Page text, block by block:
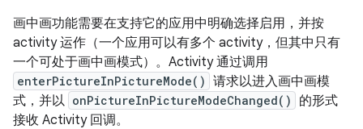
画中画功能需要在支持它的应用中明确选择启用，并按
activity 运作（一个应用可以有多个 activity，但其中只有
一个可处于画中画模式）。Activity 通过调用
enterPictureInPictureMode() 请求以进入画中画模
式，并以 onPictureInPictureModeChanged()
的形式
接收 Activity 回调。